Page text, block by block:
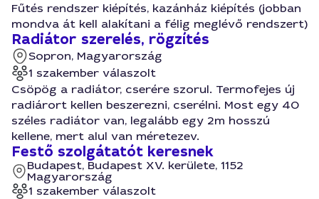
Fűtés rendszer kiépítés, kazánház kiépítés (jobban
mondva át kell alakítani a félig meglévő rendszert)
Radiátor szerelés, rögzítés
Sopron, Magyarország
1 szakember válaszolt
Csöpög a radiátor, cserére szorul. Termofejes új
radiárort kellen beszerezni, cserélni. Most egy 40
széles radiátor van, legalább egy 2m hosszú
kellene, mert alul van méretezev.
Festő szolgátatót keresnek
Budapest, Budapest XV. kerülete, 1152
Magyarország
1 szakember válaszolt